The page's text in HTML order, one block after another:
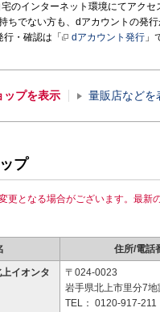
のインターネット環境にてアク
ちでない方も、dアカウントの発行
・確認は「
dアカウント発行 」
ップを表示 量販店などを
プ
更となる場合がございます。最新
住所/電話
上イオンタ
〒024-0023
岩手県北上市里分7
TEL： 0120-917-211